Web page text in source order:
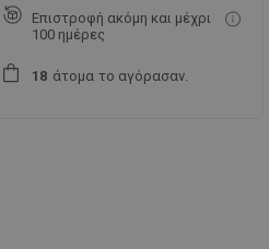
Επιστροφή ακόμη και μέχρι
100 ημέρες
1 8 άτομα το αγόρασαν.